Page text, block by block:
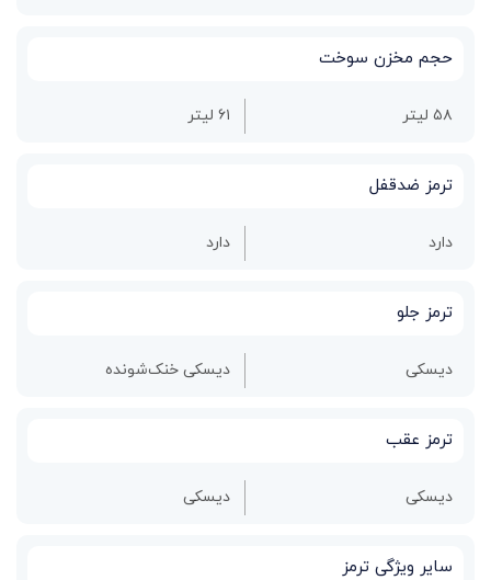
حجم مخزن سوخت
۵۸ لیتر ۶۱ لیتر
ترمز ضدقفل
دارد دارد
ترمز جلو
دیسکی دیسکی خنک‌شونده
ترمز عقب
دیسکی دیسکی
سایر ویژگی‌ ترمز